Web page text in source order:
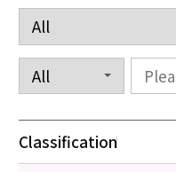
Classification